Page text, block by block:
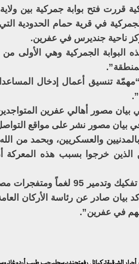
قررت فتح بوابة جمركية بين
في قرية حمام الحدودية
البوابة الجمركية وهي الأولى
تنسيق أعمال إدخال
مصور أهالي عفرين
بيان مصور نشر على مواقع
والعسكريين، وبحمد من
الذين خرجوا بسبب هذه المعركة
وفي الإطار ذاته، أعلن الجيش التركي
الشهر الجاري. وأكد بيان صادر عن رئاسة
في عفرين”.